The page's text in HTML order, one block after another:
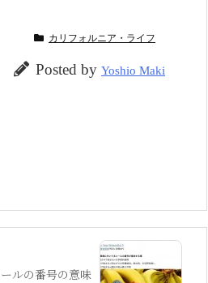
カリフォルニア・ライフ
Posted by Yoshio Maki
ルの番号の意味